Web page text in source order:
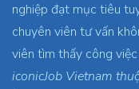
nghiệp đạt mục tiêu
chuyên viên tư vấn
viên tìm thấy công
iconicJob Vietnam